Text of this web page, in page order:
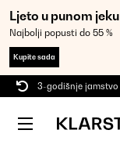
Ljeto u punom jeku
Najbolji popusti do 55 %
Kupite sada
3-godišnje jamstvo